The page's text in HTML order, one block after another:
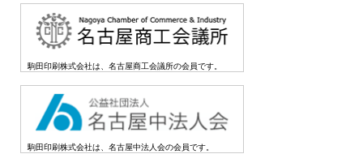
駒田印刷株式会社は、名古屋商工会議所の会員です。
駒田印刷株式会社は、名古屋中法人会の会員です。